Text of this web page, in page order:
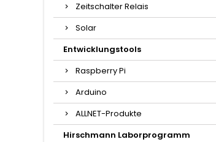
Zeitschalter Relais
Solar
Entwicklungstools
Raspberry Pi
Arduino
ALLNET-Produkte
Hirschmann Laborprogramm